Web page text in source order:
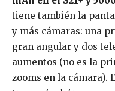
tiene también la
y más cámaras: una
gran angular y dos
aumentos (no es la
zooms en la cámara).